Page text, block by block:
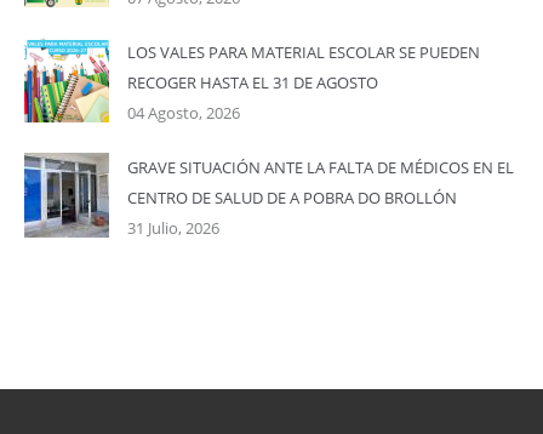
LOS VALES PARA MATERIAL ESCOLAR SE PUEDEN
RECOGER HASTA EL 31 DE AGOSTO
04 Agosto, 2026
GRAVE SITUACIÓN ANTE LA FALTA DE MÉDICOS EN EL
CENTRO DE SALUD DE A POBRA DO BROLLÓN
31 Julio, 2026